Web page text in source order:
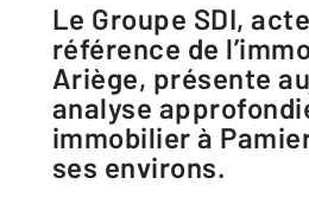
Le Groupe SDI, acteur de
référence de
Ariège, présente
analyse
immobilier à
ses environs.